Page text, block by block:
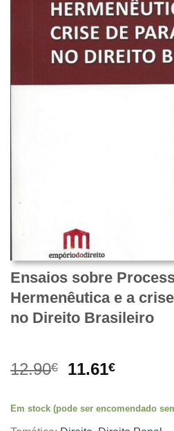
Ensaios sobre
Hermenêutica e a
no Direito Brasileiro
12.90€
O
original
11.61€O
atual
Em stock (pode ser encomendado